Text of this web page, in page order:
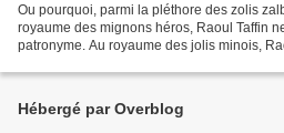
Ou pourquoi, parmi la pléthore des zolis
royaume des mignons héros, Raoul Taffin
patronyme. Au royaume des jolis minois,
Hébergé par Overblog